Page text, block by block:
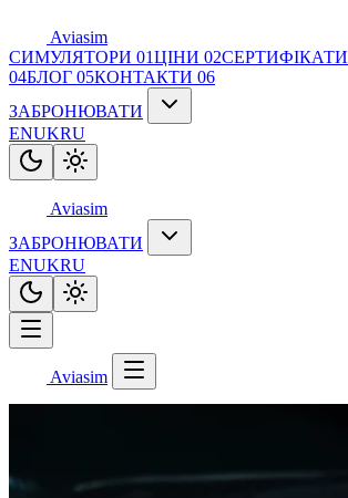
Aviasim
СИМУЛЯТОРИ 01ЦІНИ 02СЕРТИФІКАТИ
04БЛОГ 05КОНТАКТИ 06
ЗАБРОНЮВАТИ
ENUKRU
Aviasim
ЗАБРОНЮВАТИ
ENUKRU
Aviasim